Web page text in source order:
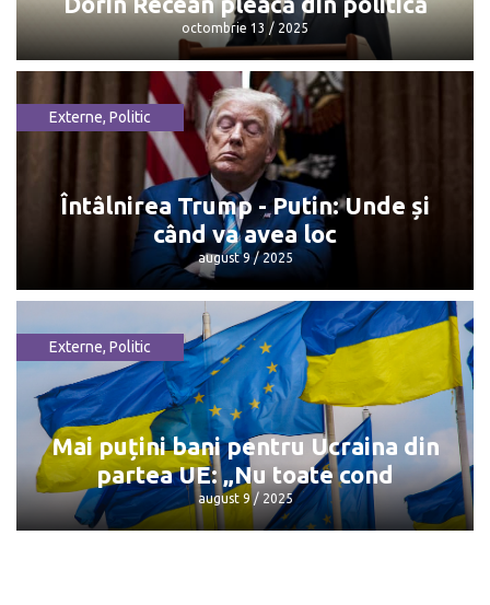
octombrie 13 / 2025
Dorin Recean pleacă din politică
octombrie 13 / 2025
Externe, Politic
Întâlnirea Trump - Putin: Unde și
când va avea loc
august 9 / 2025
Întâlnirea Trump - Putin: Unde și când
va avea loc
august 9 / 2025
Externe, Politic
Mai puțini bani pentru Ucraina din
partea UE: „Nu toate cond
august 9 / 2025